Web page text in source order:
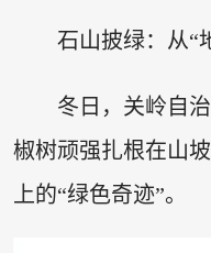
石山披绿：从“
冬日，关岭自
椒树顽强扎根在山
上的“绿色奇迹”。